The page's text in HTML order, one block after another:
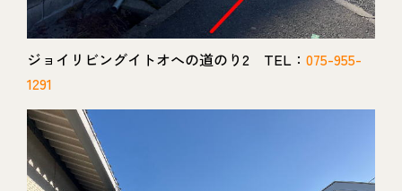
ジョイリビングイトオへの道のり2 TEL： 075-955-
1291